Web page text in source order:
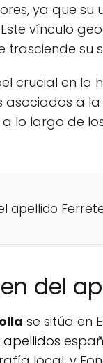
ya que su
vínculo
trasciende su
crucial en la
a
lo largo de
apellido
del
se sitúa en
apellidos